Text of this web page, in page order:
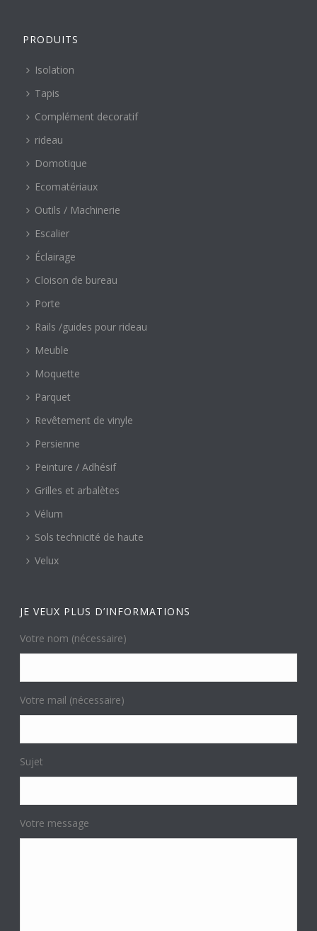
PRODUITS
Isolation
Tapis
Complément decoratif
rideau
Domotique
Ecomatériaux
Outils / Machinerie
Escalier
Éclairage
Cloison de bureau
Porte
Rails /guides pour rideau
Meuble
Moquette
Parquet
Revêtement de vinyle
Persienne
Peinture / Adhésif
Grilles et arbalètes
Vélum
Sols technicité de haute
Velux
JE VEUX PLUS D’INFORMATIONS
Votre nom (nécessaire)
Votre mail (nécessaire)
Sujet
Votre message